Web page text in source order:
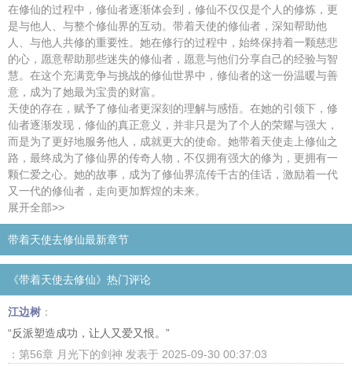
在修仙的过程中，修仙者逐渐体会到，修仙不仅仅是个人的修炼，更
是与他人、与整个修仙界的互动。带着天使的修仙者，深知帮助他
人、与他人共修的重要性。她在修行的过程中，始终保持着一颗慈悲
的心，愿意帮助那些迷失的修仙者，愿意与他们分享自己的经验与智
慧。在这个充满竞争与挑战的修仙世界中，修仙者的这一份温暖与善
意，成为了她最为宝贵的财富。
天使的存在，赋予了修仙者更深刻的理解与感悟。在她的引领下，修
仙者逐渐发现，修仙的真正意义，并非只是为了个人的荣耀与强大，
而是为了更好地服务他人，成就更大的使命。她带着天使走上修仙之
路，最终成为了修仙界的传奇人物，不仅拥有强大的修为，更拥有一
颗仁爱之心。她的故事，成为了修仙界流传千古的佳话，激励着一代
又一代的修仙者，走向更加辉煌的未来。
展开全部>>
带着天使去修仙最新章节
《带着天使去修仙》热门评论
江边树 ：
“反派塑造成功，让人又爱又恨。”
：第56章 月光下的剑神 发表于 2025-09-30 00:37:03